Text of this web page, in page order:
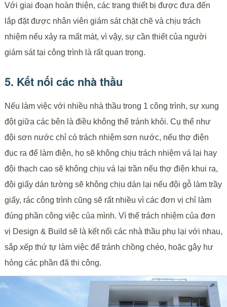
Với giai đoạn hoàn thiện, các trang thiết bị được đưa đến
lắp đặt được nhân viên giám sát chặt chẽ và chịu trách
nhiệm nếu xảy ra mất mát, vì vậy, sự cần thiết của người
giám sát tại công trình là rất quan trọng.
5. Kết nối các nhà thầu
Nếu làm việc với nhiều nhà thầu trong 1 công trình, sự xung
đột giữa các bên là điều không thể tránh khỏi. Cụ thể như
đội sơn nước chỉ có trách nhiệm sơn nước, nếu thợ điện
đục ra để làm điện, họ sẽ không chịu trách nhiệm vá lại hay
đội thạch cao sẽ không chịu vá lại trần nếu thợ điện khui ra,
đội giấy dán tường sẽ không chịu dán lại nếu đội gỗ làm trầy
giấy, rác công trình cũng sẽ rất nhiều vì các đơn vị chỉ làm
đúng phần công việc của mình. Vì thế trách nhiệm của đơn
vị Design & Build sẽ là kết nối các nhà thầu phụ lại với nhau,
sắp xếp thứ tự làm việc để tránh chồng chéo, hoặc gây hư
hỏng các phần đã thi công.